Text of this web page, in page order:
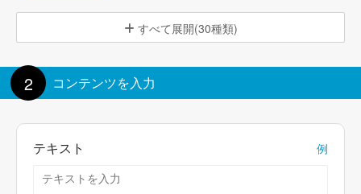
すべて展開(30種類)
2 コンテンツを入力
テキスト 例